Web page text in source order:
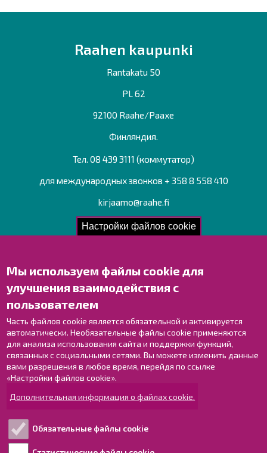
Настройки файлов cookie
Мы используем файлы cookie для
улучшения взаимодействия с
пользователем
Часть файлов cookie является обязательной и активируется
автоматически. Необязательные файлы cookie применяются
для анализа использования сайта и поддержки функций,
связанных с социальными сетями. Вы можете изменить данные
вами разрешения в любое время, перейдя по ссылке
«Настройки файлов cookie».
Дополнительная информация о файлах cookie.
Обязательные файлы cookie
Raahen kaupunki
Rantakatu 50
PL 62
92100 Raahe/Раахе
Финляндия.
Тел. 08 439 3111 (коммутатор)
для международных звонков + 358 8 558 410
kirjaamo@raahe.fi
Рег. номер: 1791817-6
Свяжитесь с нами!
Оставьте отзыв
Контактные данные персонала
Карта с указателями
Раахе в Facebook
Раахе в Instagram
Раахе в YouTube